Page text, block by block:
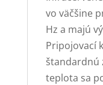
vo väčšine
Hz a majú
Pripojovací
štandardnú
teplota sa